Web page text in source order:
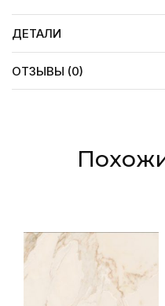
ДЕТАЛИ
ОТЗЫВЫ (0)